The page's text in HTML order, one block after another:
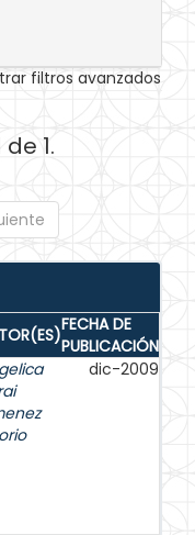
filtros avanzados
1.
FECHA DE
PUBLICACIÓN
dic-2009